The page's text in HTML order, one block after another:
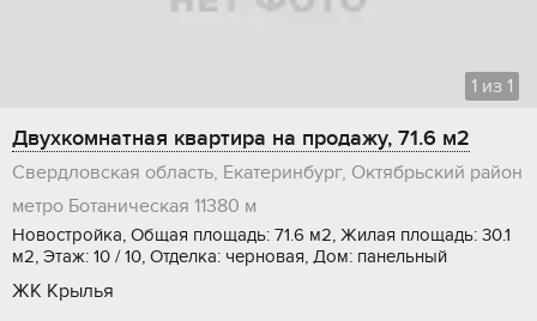
1 из 1
Двухкомнатная квартира на продажу, 71.6 м2
Свердловская область, Екатеринбург, Октябрьский район
метро Ботаническая 11380 м
Новостройка, Общая площадь: 71.6 м2, Жилая площадь: 30.1
м2, Этаж: 10 / 10, Отделка: черновая, Дом: панельный
ЖК Крылья